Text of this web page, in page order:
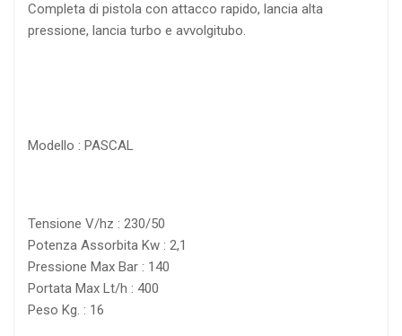
Completa di pistola con attacco rapido, lancia alta
pressione, lancia turbo e avvolgitubo.
Modello : PASCAL
Tensione V/hz : 230/50
Potenza Assorbita Kw : 2,1
Pressione Max Bar : 140
Portata Max Lt/h : 400
Peso Kg. : 16